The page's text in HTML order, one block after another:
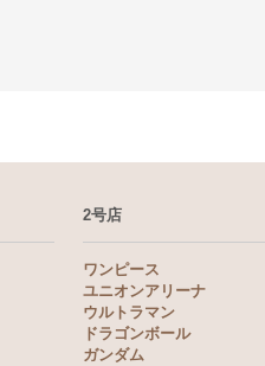
2号店
ワンピース
ユニオンアリーナ
ウルトラマン
ドラゴンボール
ガンダム